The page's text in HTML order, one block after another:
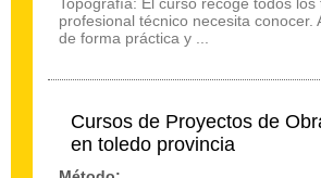
profesional técnico necesita conocer.
de forma práctica y ...
Cursos de Proyectos de
en toledo provincia